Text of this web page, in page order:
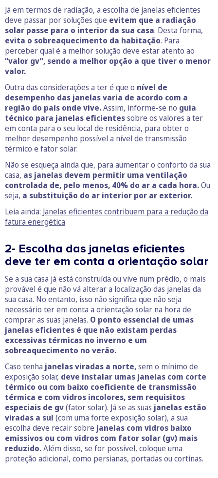
Já em termos de radiação, a escolha de janelas eficientes
deve passar por soluções que evitem que a radiação
solar passe para o interior da sua casa. Desta forma,
evita o sobreaquecimento da habitação. Para
perceber qual é a melhor solução deve estar atento ao
“valor gv”, sendo a melhor opção a que tiver o menor
valor.
Outra das considerações a ter é que o nível de
desempenho das janelas varia de acordo com a
região do país onde vive.Assim, informe-se no guia
técnico para janelas eficientessobre os valores a ter
em conta para o seu local de residência, para obter o
melhor desempenho possível a nível de transmissão
térmico e fator solar.
Não se esqueça ainda que, para aumentar o conforto da sua
casa, as janelas devem permitir uma ventilação
controlada de, pelo menos, 40% do ar a cada hora.Ou
seja, a substituição do ar interior por ar exterior.
Leia ainda: Janelas eficientes contribuem para a redução da
fatura energética
2- Escolha das janelas eficientes
deve ter em conta a orientação solar
Se a sua casa já está construída ou vive num prédio, o mais
provável é que não vá alterar a localização das janelas da
sua casa. No entanto, isso não significa que não seja
necessário ter em conta a orientação solar na hora de
comprar as suas janelas. O ponto essencial de umas
janelas eficientes é que não existam perdas
excessivas térmicas no inverno e um
sobreaquecimento no verão.
Caso tenha janelas viradas a norte,sem o mínimo de
exposição solar, deve instalar umas janelas com corte
térmico ou com baixo coeficiente de transmissão
térmica e com vidros incolores, sem requisitos
especiais de gv(fator solar). Já se as suas janelas estão
viradas a sul (com uma forte exposição solar), a sua
escolha deve recair sobre janelas com vidros baixo
emissivos ou com vidros com fator solar (gv) mais
reduzido.Além disso, se for possível, coloque uma
proteção adicional, como persianas, portadas ou cortinas.